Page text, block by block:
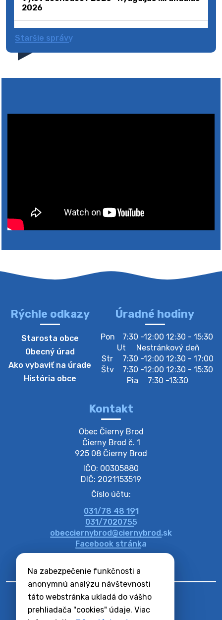
Na zabezpečenie funkčnosti a
anonymnú analýzu návštevnosti
táto webstránka ukladá do vášho
prehliadača "cookies" údaje. Viac
2026
4. augusta 2026 10:05
Zberný dvor-Gyűjtőudvar
bude zberný dvor zatvorený. Értesítjük a lakosokat,
Zber separovaného odpadu plastu-
Oznamujeme obyvateľom, že v stredu 05. augusta
prebehne zber separovaného odpadu plastu. Prosíme
obyvateľov, aby vrecia s odpadom vyložili pred dom už
Oznámenie o plánovanom prerušení dodávky
Oznamujeme Vám, že v určitých dňoch bude v
niektorých častiach našej obce plánované prerušenie
distribúcie elektrickej energie. Podrobné informácie o
dátumoch, časoch a dotknutých …
4. augusta 2026 09:48
Zber BIO odpadu-BIO hulladék elszállítása
Obecný úrad v Čiernom Brode oznamuje obyvateľom,
že ďalší odvoz BIO odpadu sa uskutoční 03.08.2026
(pondelok). Prosíme obyvateľov, aby nádoby vyložili už
31. júla 2026 07:01
Zajtrajší zvoz odpadu
Vážený občan, zajtra 6. 8. sa bude zvážať komunálny
Staršie správy
Rýchle odkazy
Starosta obce
Obecný úrad
Ako vybaviť na úrade
História obce
Úradné hodiny
Pon
7:30 -12:00 12:30 - 15:30
Ut
Nestránkový deň
Str
7:30 -12:00 12:30 - 17:00
Štv
7:30 -12:00 12:30 - 15:30
Pia
7:30 -13:30
Kontakt
Obec Čierny Brod
Čierny Brod č. 1
925 08 Čierny Brod
IČO: 00305880
DIČ: 2021153519
Číslo účtu:
031/78 48 191
031/7020755
obecciernybrod@ciernybrod.sk
Facebook stránka